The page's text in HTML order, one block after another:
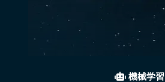
機械学習